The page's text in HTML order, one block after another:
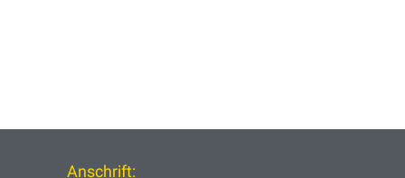
Anschrift: